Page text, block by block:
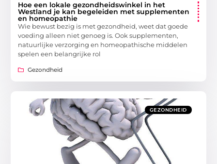
Hoe een lokale gezondheidswinkel in het
Westland je kan begeleiden met supplementen
en homeopathie
Wie bewust bezig is met gezondheid, weet dat goede
voeding alleen niet genoeg is. Ook supplementen,
natuurlijke verzorging en homeopathische middelen
spelen een belangrijke rol
Gezondheid
GEZONDHEID